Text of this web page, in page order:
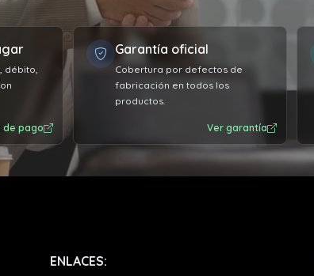
débito,
de pago
Garantía oficial
Cobertura por defectos de
fabricación en todos los
productos.
Ver garantía
ENLACES: